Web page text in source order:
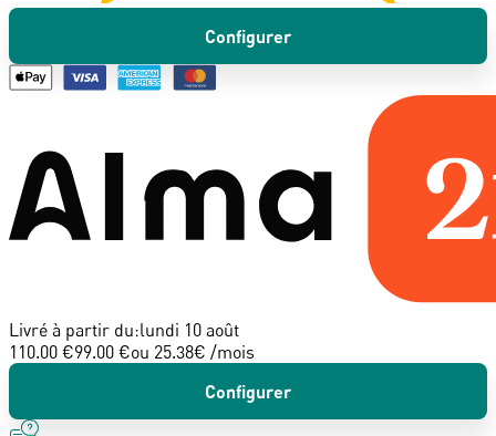
Configurer
Livré à partir du:lundi 10 août
110.00 €99.00 €ou 25.38€ /mois
Configurer